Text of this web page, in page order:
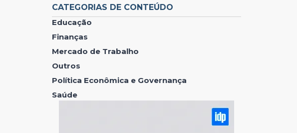
CATEGORIAS DE CONTEÚDO
Educação
Finanças
Mercado de Trabalho
Outros
Política Econômica e Governança
Saúde